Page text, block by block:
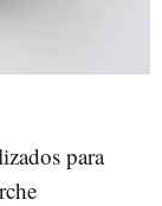
para